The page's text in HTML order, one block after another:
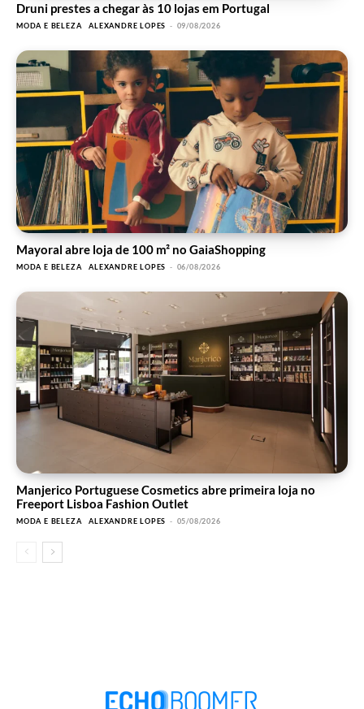
Druni prestes a chegar às 10 lojas em Portugal
MODA E BELEZA ALEXANDRE LOPES - 09/08/2026
Mayoral abre loja de 100 m² no GaiaShopping
MODA E BELEZA ALEXANDRE LOPES - 06/08/2026
Manjerico Portuguese Cosmetics abre primeira loja no
Freeport Lisboa Fashion Outlet
MODA E BELEZA ALEXANDRE LOPES - 05/08/2026